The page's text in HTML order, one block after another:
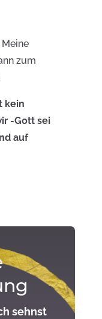
zum
kein
-Gott sei
auf
sehnst